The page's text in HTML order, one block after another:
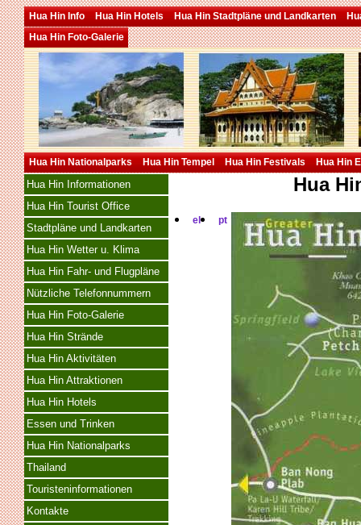
Hua Hin Info Hua Hin Hotels Hua Hin Stadtpläne und Landkarten
Hua Hin Foto-Galerie
Hua Hin Nationalparks Hua Hin Tempel Hua Hin Festivals Hua Hin
Hua Hin Informationen
Hua Hin Tourist Office
Stadtpläne und Landkarten
Hua Hin Wetter u. Klima
Hua Hin Fahr- und Flugpläne
Nützliche Telefonnummern
Hua Hin Foto-Galerie
Hua Hin Strände
Hua Hin Aktivitäten
Hua Hin Attraktionen
Hua Hin Hotels
Essen und Trinken
Hua Hin Nationalparks
Thailand
Touristeninformationen
Kontakte
Hua
el pt